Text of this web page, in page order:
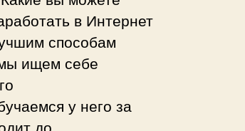
в Интернет
способам
ищем себе
у него за
до